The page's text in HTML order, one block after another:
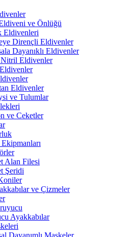
ve Önlüğü
Eldivenleri
Dirençli Eldivenler
Dayanıklı Eldivenler
Eldivenler
Eldivenler
ve Tulumlar
ve Ceketler
Alan Filesi
Şeridi
ve Çizmeler
Ayakkabılar
Dayanımlı Maskeler